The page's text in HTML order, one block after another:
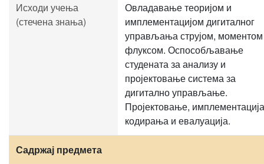
Исходи учења
(стечена знања)
Овладавање теоријом и
имплементацијом дигиталног
управљања струјом,
флуксом. Оспособљавање
студената за анализу и
пројектовање система за
дигитално управљање.
Пројектовање,
кодирања и евалуација.
Садржај предмета